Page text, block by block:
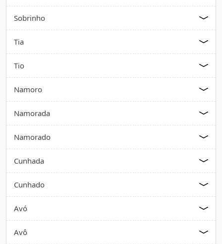
Sobrinho
Tia
Tio
Namoro
Namorada
Namorado
Cunhada
Cunhado
Avó
Avô